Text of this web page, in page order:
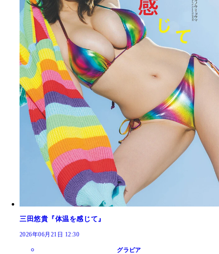
三田悠貴『体温を感じて』
2026年06月21日 12:30
グラビア